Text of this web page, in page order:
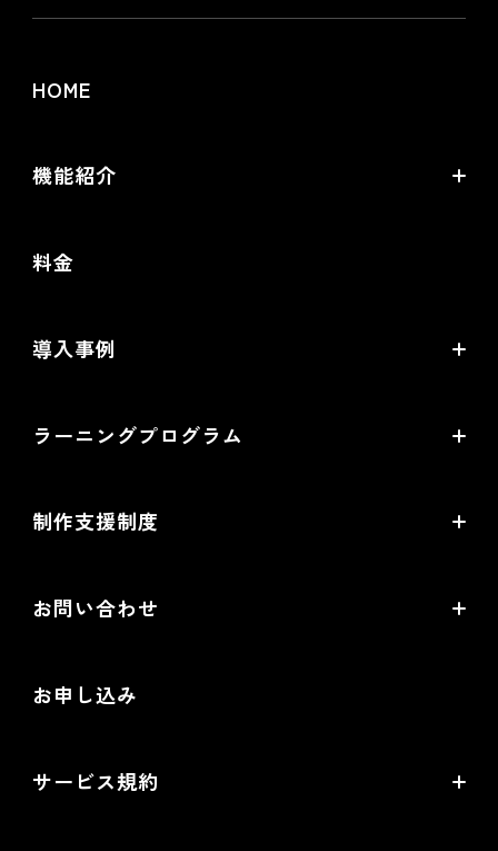
HOME
機能紹介
オムニチャネル・OMO
提携サービス一覧
料金
導入事例
導入企業一覧
ラーニングプログラム
オープンセミナー一覧
制作支援制度
EC制作パートナー一覧
お問い合わせ
導入検討Webミーティング
お申し込み
サービス規約